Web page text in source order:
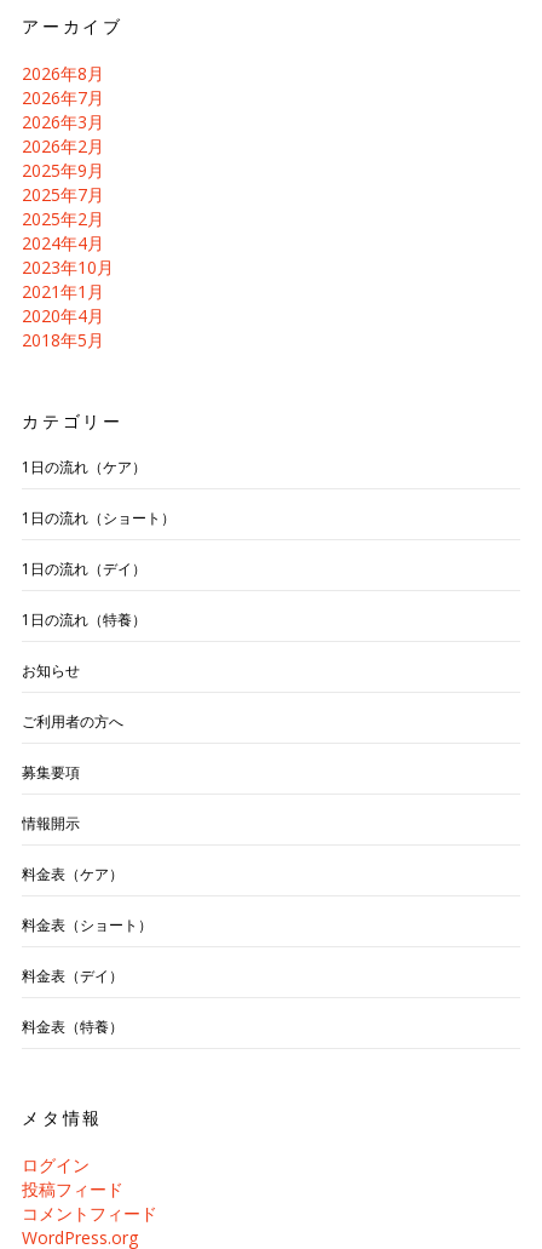
アーカイブ
2026年8月
2026年7月
2026年3月
2026年2月
2025年9月
2025年7月
2025年2月
2024年4月
2023年10月
2021年1月
2020年4月
2018年5月
カテゴリー
1日の流れ（ケア）
1日の流れ（ショート）
1日の流れ（デイ）
1日の流れ（特養）
お知らせ
ご利用者の方へ
募集要項
情報開示
料金表（ケア）
料金表（ショート）
料金表（デイ）
料金表（特養）
メタ情報
ログイン
投稿フィード
コメントフィード
WordPress.org